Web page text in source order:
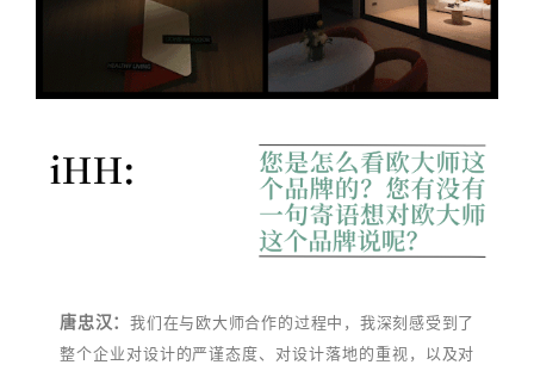
唐忠汉：我们在与欧大师合作的过程中，我深刻感受到了
整个企业对设计的严谨态度、对设计落地的重视，以及对